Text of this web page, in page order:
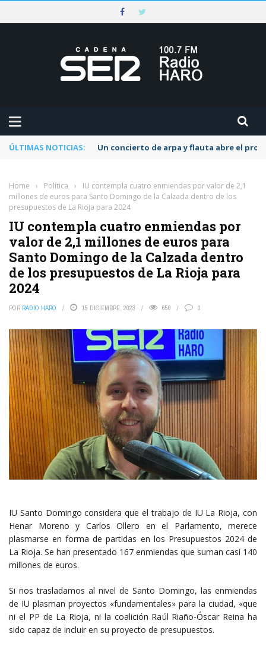
ÚLTIMAS NOTICIAS: Un concierto de arpa y flauta abre el
Home › Política ›
IU contempla cuatro enmiendas por valor de 2,1
millones de euros para Santo Domingo de la Calzada dentro de los
presupuestos de La Rioja para 2024
IU contempla cuatro enmiendas por
valor de 2,1 millones de euros para
Santo Domingo de la Calzada dentro
de los presupuestos de La Rioja para
2024
POR RADIO HARO 15 DICIEMBRE, 2023 650 0
IU Santo Domingo considera que el trabajo de IU La Rioja, con
Henar Moreno y Carlos Ollero en el Parlamento, merece
plasmarse en forma de partidas en los Presupuestos 2024 de
La Rioja. Se han presentado 167 enmiendas que suman casi 140
millones de euros.
Si nos trasladamos al nivel de Santo Domingo, las enmiendas
de IU plasman proyectos «fundamentales» para la ciudad, «que
ni el PP de La Rioja, ni la coalición Raúl Riaño-Óscar Reina ha
sido capaz de incluir en su proyecto de presupuestos.